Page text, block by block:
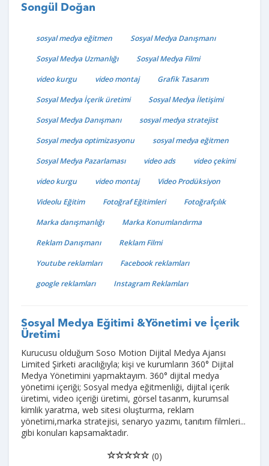
Songül Doğan
sosyal medya eğitmen
Sosyal Medya Danışmanı
Sosyal Medya Uzmanlığı
Sosyal Medya Filmi
video kurgu
video montaj
Grafik Tasarım
Sosyal Medya İçerik üretimi
Sosyal Medya İletişimi
Sosyal Medya Danışmanı
sosyal medya stratejist
Sosyal medya optimizasyonu
sosyal medya eğitmen
Sosyal Medya Pazarlaması
video ads
video çekimi
video kurgu
video montaj
Video Prodüksiyon
Videolu Eğitim
Fotoğraf Eğitimleri
Fotoğrafçılık
Marka danışmanlığı
Marka Konumlandırma
Reklam Danışmanı
Reklam Filmi
Youtube reklamları
Facebook reklamları
google reklamları
Instagram Reklamları
Sosyal Medya Eğitimi &Yönetimi ve İçerik
Üretimi
Kurucusu olduğum Soso Motion Dijital Medya Ajansı
Limited Şirketi aracılığıyla; kişi ve kurumların 360° Dijital
Medya Yönetimini yapmaktayım. 360° dijital medya
yönetimi içeriği; Sosyal medya eğitmenliği, dijital içerik
üretimi, video içeriği üretimi, görsel tasarım, kurumsal
kimlik yaratma, web sitesi oluşturma, reklam
yönetimi,marka stratejisi, senaryo yazımı, tanıtım filmleri...
gibi konuları kapsamaktadır.
(0)